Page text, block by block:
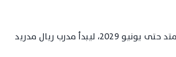
أعلن فولهام تعاقده مع المدرب الإسباني ألفارو أربيلوا بعقد يمتد حتى يونيو 2029، ليبدأ مدرب ريال مدريد